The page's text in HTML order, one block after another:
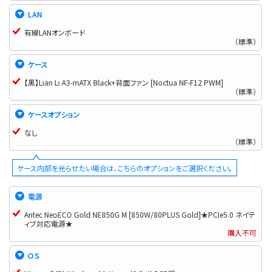
LAN
有線LANオンボード
（標準）
ケース
【黒】Lian Li A3-mATX Black+背面ファン [Noctua NF-F12 PWM]
（標準）
ケースオプション
なし
（標準）
ケース内部を光らせたい場合は、こちらのオプションをご選択ください。
電源
Antec NeoECO Gold NE850G M [850W/80PLUS Gold]★PCIe5.0 ネイテ
ィブ対応電源★
購入不可
ＯＳ